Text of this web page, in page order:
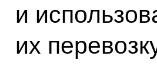
и
их